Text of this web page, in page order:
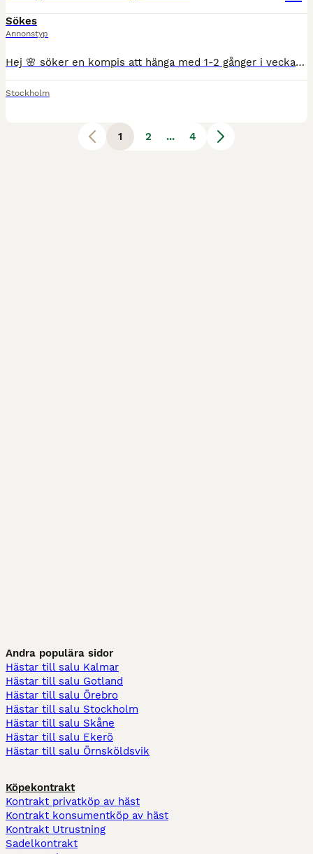
Sökes
Annonstyp
Hej 🌸 söker en kompis att hänga med 1-2 gånger i veckan, eller om någon behöver hjälp nu i sommar. Rider på ridskola och jobbar inte heltid så jag kan tyvärr inte erbjuda så mycket betalt mer än tid
Stockholm
1 2 ... 4
Andra populära sidor
Hästar till salu Kalmar
Hästar till salu Gotland
Hästar till salu Örebro
Hästar till salu Stockholm
Hästar till salu Skåne
Hästar till salu Ekerö
Hästar till salu Örnsköldsvik
Köpekontrakt
Kontrakt privatköp av häst
Kontrakt konsumentköp av häst
Kontrakt Utrustning
Sadelkontrakt